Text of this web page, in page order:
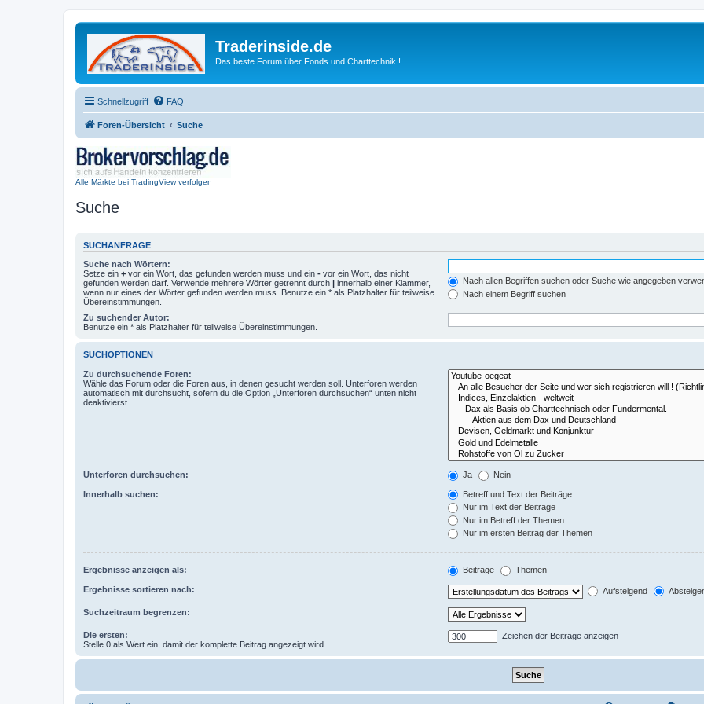
Traderinside.de
Das beste Forum über Fonds und Charttechnik !
Schnellzugriff FAQ
Foren-Übersicht Suche
Alle Märkte bei TradingView verfolgen
Suche
SUCHANFRAGE
Suche nach Wörtern:
Setze ein + vor ein Wort, das gefunden werden muss und ein - vor ein Wort, das nicht
gefunden werden darf. Verwende mehrere Wörter getrennt durch | innerhalb einer Klammer,
wenn nur eines der Wörter gefunden werden muss. Benutze ein * als Platzhalter für teilweise
Übereinstimmungen.
Nach allen Begriffen suchen oder Suche wie angegeben
Nach einem Begriff suchen
Zu suchender Autor:
Benutze ein * als Platzhalter für teilweise Übereinstimmungen.
SUCHOPTIONEN
Zu durchsuchende Foren:
Wähle das Forum oder die Foren aus, in denen gesucht werden soll. Unterforen werden
automatisch mit durchsucht, sofern du die Option „Unterforen durchsuchen“ unten nicht
deaktivierst.
Unterforen durchsuchen: Ja Nein
Innerhalb suchen:
Betreff und Text der Beiträge
Nur im Text der Beiträge
Nur im Betreff der Themen
Nur im ersten Beitrag der Themen
Ergebnisse anzeigen als: Beiträge Themen
Ergebnisse sortieren nach: Aufsteigend
Suchzeitraum begrenzen:
Die ersten:
Stelle 0 als Wert ein, damit der komplette Beitrag angezeigt wird.
Zeichen der Beiträge anzeigen